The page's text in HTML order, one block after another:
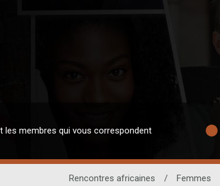
les membres qui vous correspondent
Rencontres africaines / Femmes